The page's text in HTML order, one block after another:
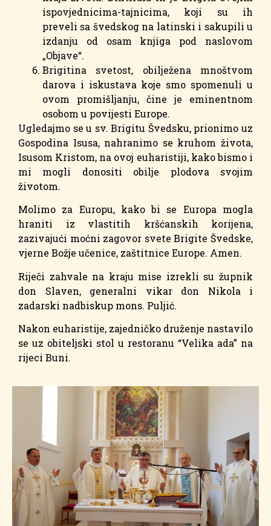
ispovjednicima-tajnicima, koji su ih
preveli sa švedskog na latinski i sakupili u
izdanju od osam knjiga pod naslovom
„Objave“.
Brigitina svetost, obilježena mnoštvom
darova i iskustava koje smo spomenuli u
ovom promišljanju, čine je eminentnom
osobom u povijesti Europe.
Ugledajmo se u sv. Brigitu Švedsku, prionimo uz
Gospodina Isusa, nahranimo se kruhom života,
Isusom Kristom, na ovoj euharistiji, kako bismo i
mi mogli donositi obilje plodova svojim
životom.
Molimo za Europu, kako bi se Europa mogla
hraniti iz vlastitih kršćanskih korijena,
zazivajući moćni zagovor svete Brigite Švedske,
vjerne Božje učenice, zaštitnice Europe. Amen.
Riječi zahvale na kraju mise izrekli su župnik
don Slaven, generalni vikar don Nikola i
zadarski nadbiskup mons. Puljić.
Nakon euharistije, zajedničko druženje nastavilo
se uz obiteljski stol u restoranu “Velika ada” na
rijeci Buni.